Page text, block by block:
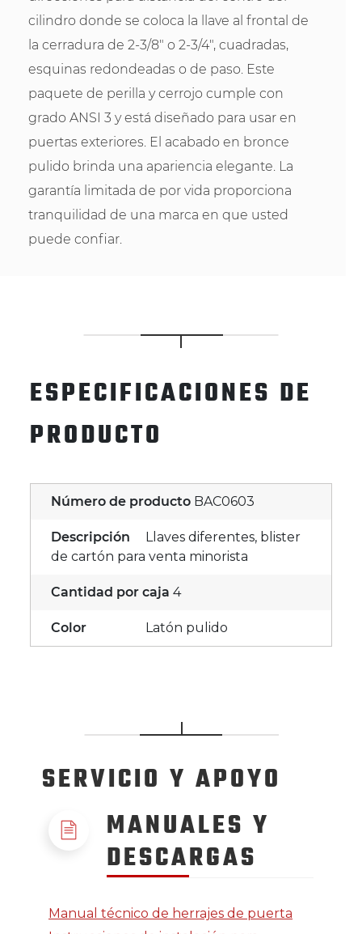
cilindro donde se coloca la llave al frontal de
la cerradura de 2-3/8" o 2-3/4", cuadradas,
esquinas redondeadas o de paso. Este
paquete de perilla y cerrojo cumple con
grado ANSI 3 y está diseñado para usar en
puertas exteriores. El acabado en bronce
pulido brinda una apariencia elegante. La
garantía limitada de por vida proporciona
tranquilidad de una marca en que usted
puede confiar.
ESPECIFICACIONES DE
PRODUCTO
Número de producto BAC0603
Descripción
Llaves diferentes, blister
de cartón para venta minorista
Cantidad por caja 4
Color Latón pulido
SERVICIO Y APOYO
MANUALES Y
DESCARGAS
Manual técnico de herrajes de puerta